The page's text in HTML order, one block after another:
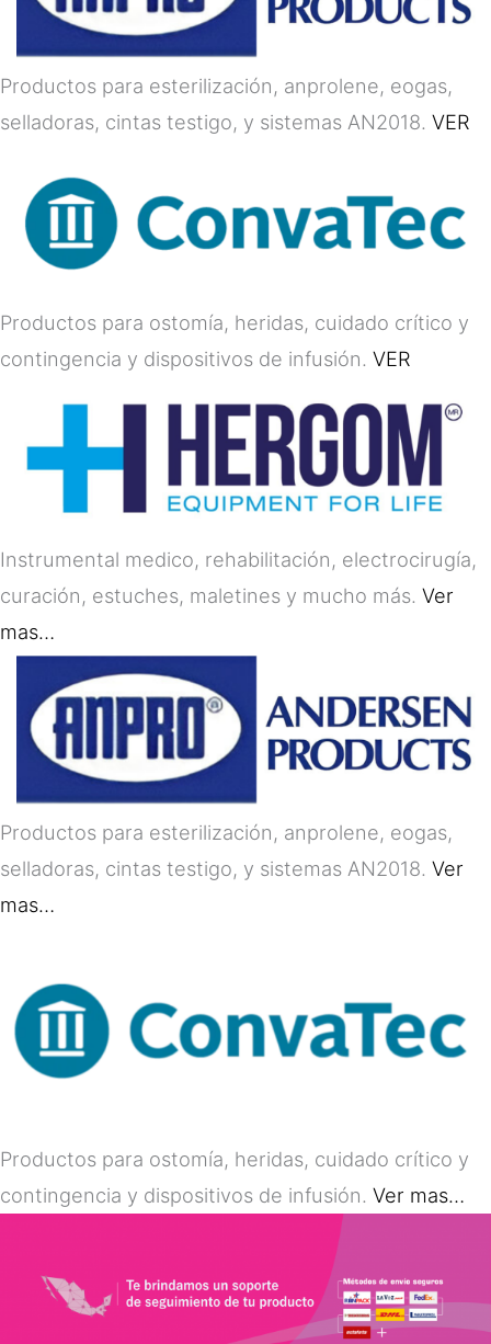
Productos para esterilización, anprolene, eogas,
selladoras, cintas testigo, y sistemas AN2018. VER
Productos para ostomía, heridas, cuidado crítico y
contingencia y dispositivos de infusión. VER
Instrumental medico, rehabilitación, electrocirugía,
curación, estuches, maletines y mucho más. Ver
mas…
Productos para esterilización, anprolene, eogas,
selladoras, cintas testigo, y sistemas AN2018. Ver
mas…
Productos para ostomía, heridas, cuidado crítico y
contingencia y dispositivos de infusión. Ver mas…